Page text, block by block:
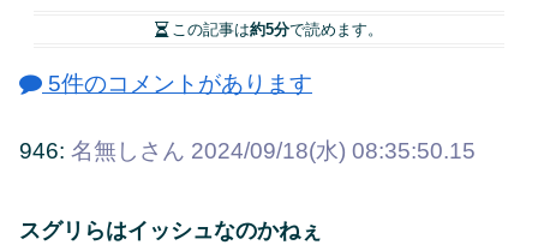
この記事は約5分で読めます。
5件のコメントがあります
946: 名無しさん 2024/09/18(水) 08:35:50.15
スグリらはイッシュなのかねぇ